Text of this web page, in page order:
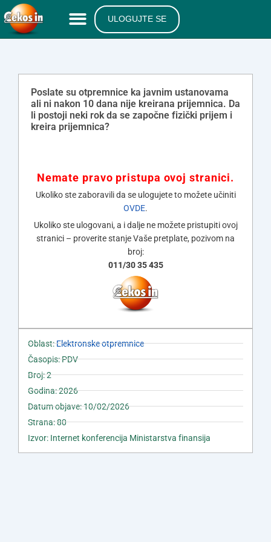
ULOGUJTE SE
Poslate su otpremnice ka javnim ustanovama
ali ni nakon 10 dana nije kreirana prijemnica. Da
li postoji neki rok da se započne fizički prijem i
kreira prijemnica?
Nemate pravo pristupa ovoj stranici.
Ukoliko ste zaboravili da se ulogujete to možete učiniti
OVDE.
Ukoliko ste ulogovani, a i dalje ne možete pristupiti ovoj
stranici – proverite stanje Vaše pretplate, pozivom na
broj:
011/30 35 435
Oblast:Elektronske otpremnice
Časopis: PDV
Broj: 2
Godina: 2026
Datum objave: 10/02/2026
Strana: 80
Izvor: Internet konferencija Ministarstva finansija